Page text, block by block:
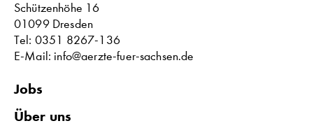
Schützenhöhe 16
01099 Dresden
Tel: 0351 8267-136
E-Mail: info@aerzte-fuer-sachsen.de
Jobs
Über uns